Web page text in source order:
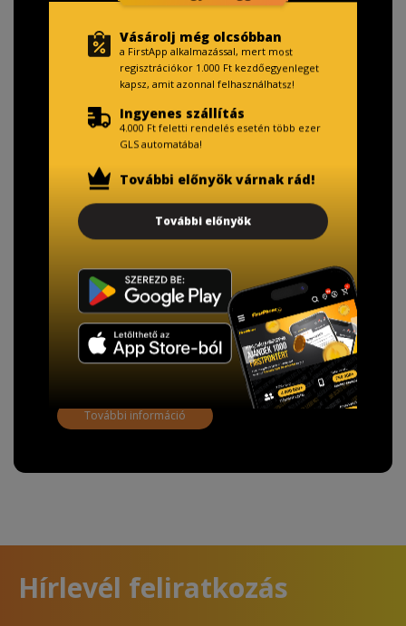
TISZTELT VÁSÁRLÓNK!
adatainak biztonsága érdekében!
A Kormány döntése alapján a kereskedő minden tartós
adathordozó termék vásárlásakor köteles ingyenes
adattörlő kódot biztosítani.
További információ
Hírlevél feliratkozás
Vásárolj még olcsóbban
a FirstApp alkalmazással, mert most
regisztrációkor 1.000 Ft kezdőegyenleget
kapsz, amit azonnal felhasználhatsz!
Ingyenes szállítás
4.000 Ft feletti rendelés esetén több ezer
GLS automatába!
További előnyök várnak rád!
További előnyök